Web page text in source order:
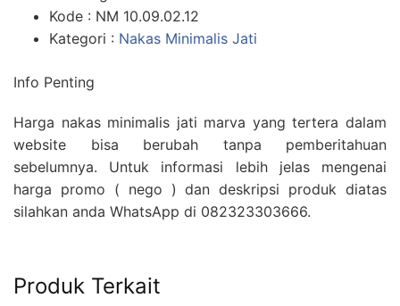
Kode : NM 10.09.02.12
Kategori : Nakas Minimalis Jati
Info Penting
Harga nakas minimalis jati marva yang tertera dalam
website bisa berubah tanpa pemberitahuan
sebelumnya. Untuk informasi lebih jelas mengenai
harga promo ( nego ) dan deskripsi produk diatas
silahkan anda WhatsApp di 082323303666.
Produk Terkait